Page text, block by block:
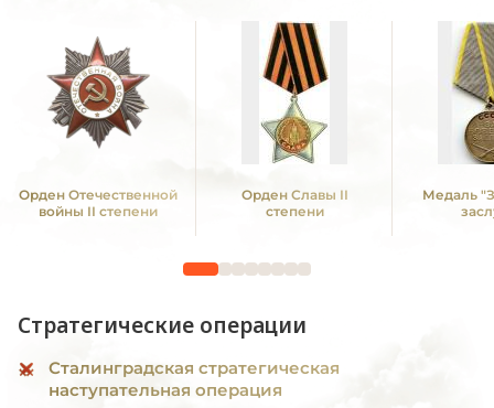
Орден Отечественной
войны II степени
Орден Славы II
степени
Медаль
Стратегические операции
Сталинградская стратегическая
наступательная операция